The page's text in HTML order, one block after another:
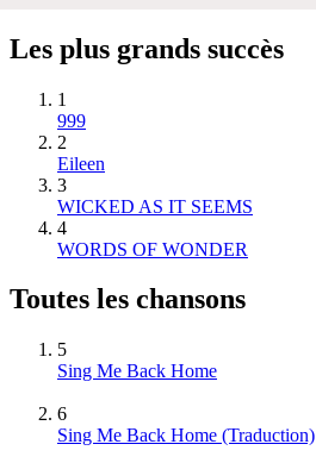
Les plus grands succès
1
999
2
Eileen
3
WICKED AS IT SEEMS
4
WORDS OF WONDER
Toutes les chansons
5
Sing Me Back Home
6
Sing Me Back Home (Traduction)